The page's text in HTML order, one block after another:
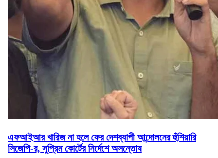
এফআইআর খারিজ না হলে ফের দেশব্যাপী আন্দোলনের হুঁশিয়ারি
সিজেপি-র, সুপ্রিম কোর্টের নির্দেশে অসন্তোষ